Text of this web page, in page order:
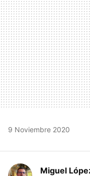
9 Noviembre 2020
Miguel